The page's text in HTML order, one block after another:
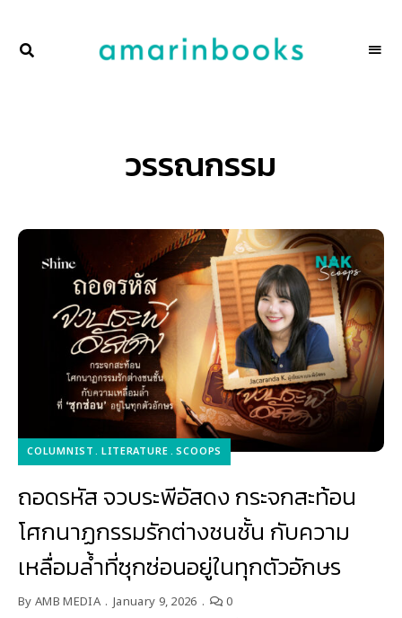
amarinbooks
วรรณกรรม
COLUMNIST LITERATURE SCOOPS
ถอดรหัส จวบระพีอัสดง กระจกสะท้อน
โศกนาฏกรรมรักต่างชนชั้น กับความ
เหลื่อมล้ำที่ซุกซ่อนอยู่ในทุกตัวอักษร
By AMB MEDIA January 9, 2026 0